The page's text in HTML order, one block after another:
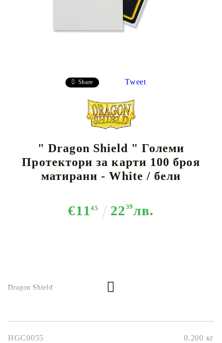
Share Tweet
" Dragon Shield " Големи
Протектори за карти 100 броя
матирани - White / бели
€1145 22 39лв.
Dragon Shield
HGC0055 0.200 кг